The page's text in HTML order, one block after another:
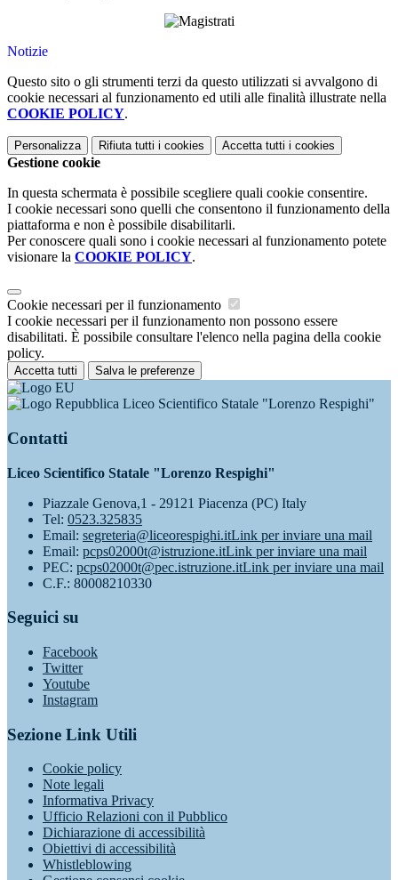
Notizie
Questo sito o gli strumenti terzi da questo utilizzati si avvalgono di
cookie necessari al funzionamento ed utili alle finalità illustrate nella
COOKIE POLICY.
Personalizza Rifiuta tutti i cookies Accetta tutti i cookies
Gestione cookie
In questa schermata è possibile scegliere quali cookie consentire.
I cookie necessari sono quelli che consentono il funzionamento della
piattaforma e non è possibile disabilitarli.
Per conoscere quali sono i cookie necessari al funzionamento potete
visionare la COOKIE POLICY.
Cookie necessari per il funzionamento
I cookie necessari per il funzionamento non possono essere
disabilitati. È possibile consultare l'elenco nella pagina della cookie
policy.
Accetta tutti Salva le preferenze
Liceo Scientifico Statale "Lorenzo Respighi"
Contatti
Liceo Scientifico Statale "Lorenzo Respighi"
Piazzale Genova,1 - 29121 Piacenza (PC) Italy
Tel: 0523.325835
Email: segreteria@liceorespighi.itLink per inviare una mail
Email: pcps02000t@istruzione.itLink per inviare una mail
PEC: pcps02000t@pec.istruzione.itLink per inviare una mail
C.F.: 80008210330
Seguici su
Facebook
Twitter
Youtube
Instagram
Sezione Link Utili
Cookie policy
Note legali
Informativa Privacy
Ufficio Relazioni con il Pubblico
Dichiarazione di accessibilità
Obiettivi di accessibilità
Whistleblowing